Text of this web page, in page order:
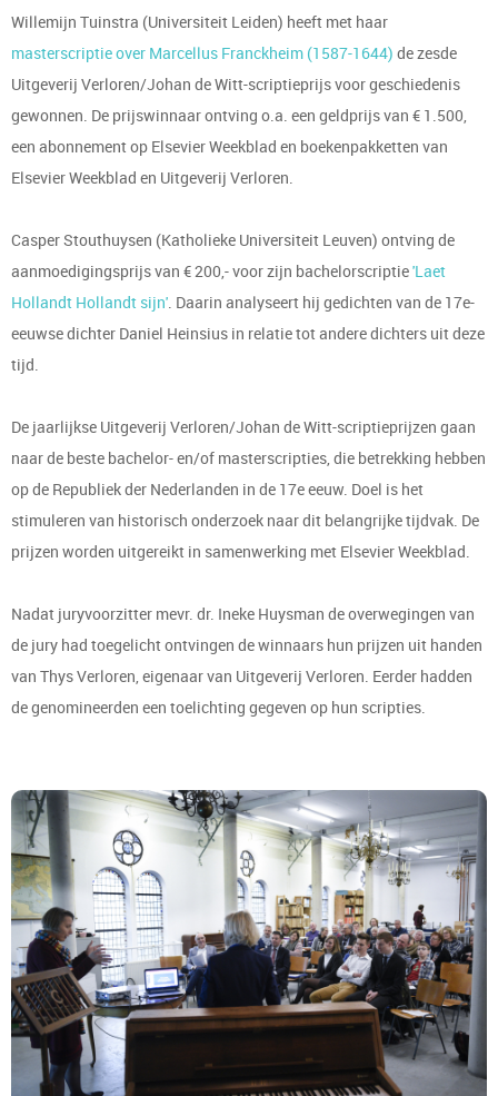
Willemijn Tuinstra (Universiteit Leiden) heeft met haar
masterscriptie over Marcellus Franckheim (1587-1644) de zesde
Uitgeverij Verloren/Johan de Witt-scriptieprijs voor geschiedenis
gewonnen. De prijswinnaar ontving o.a. een geldprijs van € 1.500,
een abonnement op Elsevier Weekblad en boekenpakketten van
Elsevier Weekblad en Uitgeverij Verloren.
Casper Stouthuysen (Katholieke Universiteit Leuven) ontving de
aanmoedigingsprijs van € 200,- voor zijn bachelorscriptie'Laet
Hollandt Hollandt sijn'. Daarin analyseert hij gedichten van de 17e-
eeuwse dichter Daniel Heinsius in relatie tot andere dichters uit deze
tijd.
De jaarlijkse Uitgeverij Verloren/Johan de Witt-scriptieprijzen gaan
naar de beste bachelor- en/of masterscripties, die betrekking hebben
op de Republiek der Nederlanden in de 17e eeuw. Doel is het
stimuleren van historisch onderzoek naar dit belangrijke tijdvak. De
prijzen worden uitgereikt in samenwerking met Elsevier Weekblad.
Nadat juryvoorzitter mevr. dr. Ineke Huysman de overwegingen van
de jury had toegelicht ontvingen de winnaars hun prijzen uit handen
van Thys Verloren, eigenaar van Uitgeverij Verloren. Eerder hadden
de genomineerden een toelichting gegeven op hun scripties.